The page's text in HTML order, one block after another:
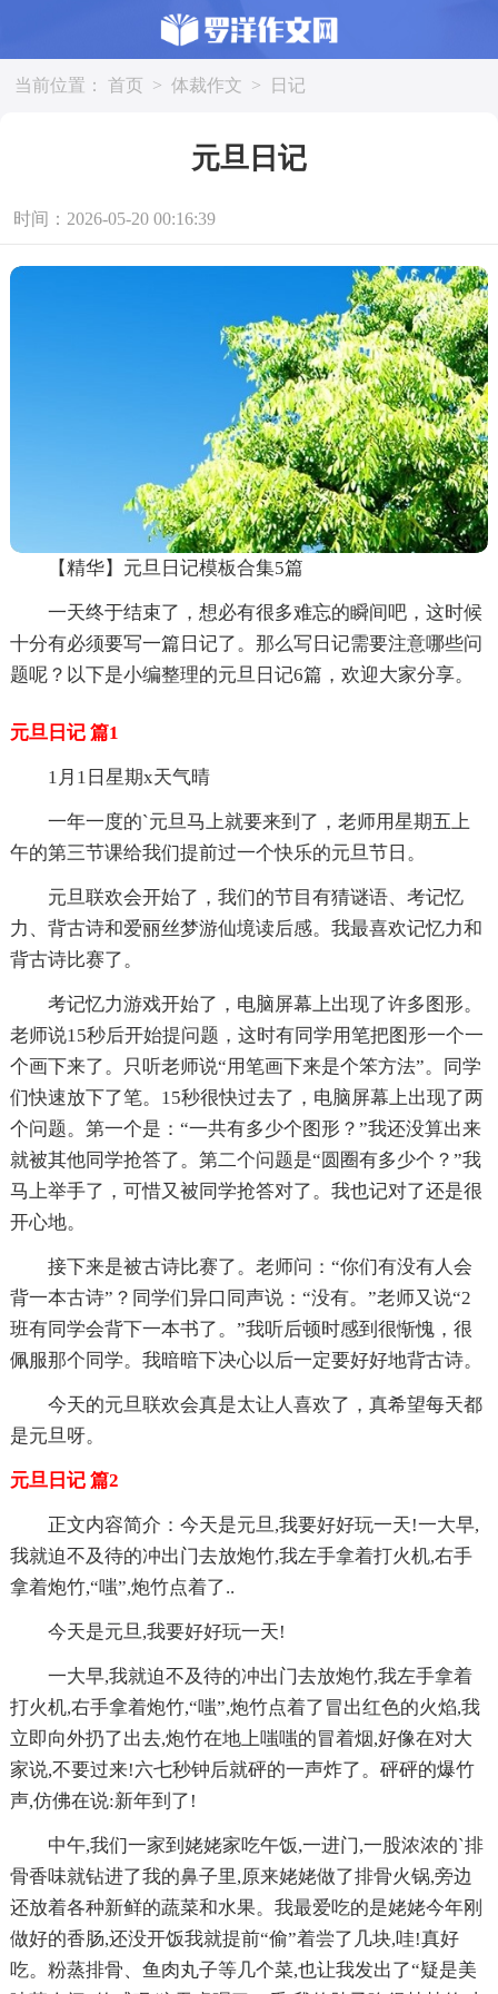
当前位置： 首页 > 体裁作文 > 日记
元旦日记
时间：2026-05-20 00:16:39
【精华】元旦日记模板合集5篇
一天终于结束了，想必有很多难忘的瞬间吧，这时候
十分有必须要写一篇日记了。那么写日记需要注意哪些问
题呢？以下是小编整理的元旦日记6篇，欢迎大家分享。
元旦日记 篇1
1月1日星期x天气晴
一年一度的`元旦马上就要来到了，老师用星期五上
午的第三节课给我们提前过一个快乐的元旦节日。
元旦联欢会开始了，我们的节目有猜谜语、考记忆
力、背古诗和爱丽丝梦游仙境读后感。我最喜欢记忆力和
背古诗比赛了。
考记忆力游戏开始了，电脑屏幕上出现了许多图形。
老师说15秒后开始提问题，这时有同学用笔把图形一个一
个画下来了。只听老师说“用笔画下来是个笨方法”。同学
们快速放下了笔。15秒很快过去了，电脑屏幕上出现了两
个问题。第一个是：“一共有多少个图形？”我还没算出来
就被其他同学抢答了。第二个问题是“圆圈有多少个？”我
马上举手了，可惜又被同学抢答对了。我也记对了还是很
开心地。
接下来是被古诗比赛了。老师问：“你们有没有人会
背一本古诗”？同学们异口同声说：“没有。”老师又说“2
班有同学会背下一本书了。”我听后顿时感到很惭愧，很
佩服那个同学。我暗暗下决心以后一定要好好地背古诗。
今天的元旦联欢会真是太让人喜欢了，真希望每天都
是元旦呀。
元旦日记 篇2
正文内容简介：今天是元旦,我要好好玩一天!一大早,
我就迫不及待的冲出门去放炮竹,我左手拿着打火机,右手
拿着炮竹,“嗤”,炮竹点着了..
今天是元旦,我要好好玩一天!
一大早,我就迫不及待的冲出门去放炮竹,我左手拿着
打火机,右手拿着炮竹,“嗤”,炮竹点着了冒出红色的火焰,我
立即向外扔了出去,炮竹在地上嗤嗤的冒着烟,好像在对大
家说,不要过来!六七秒钟后就砰的一声炸了。砰砰的爆竹
声,仿佛在说:新年到了!
中午,我们一家到姥姥家吃午饭,一进门,一股浓浓的`排
骨香味就钻进了我的鼻子里,原来姥姥做了排骨火锅,旁边
还放着各种新鲜的蔬菜和水果。我最爱吃的是姥姥今年刚
做好的香肠,还没开饭我就提前“偷”着尝了几块,哇!真好
吃。粉蒸排骨、鱼肉丸子等几个菜,也让我发出了“疑是美